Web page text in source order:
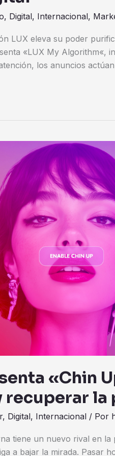
, Digital, Internacional,
LUX eleva su poder
«LUX My Algorithm«,
los anuncios
«Chin
recuperar
, Digital, Internacional / Por
tiene un nuevo rival en
a bajar la mirada. Pasar